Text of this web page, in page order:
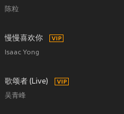
陈粒
慢慢喜欢你
Isaac Yong
歌颂者 (Live)
吴青峰